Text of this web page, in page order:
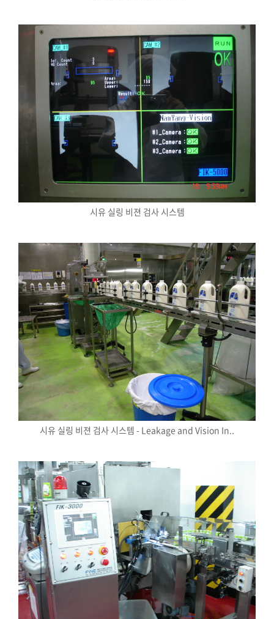
시유 실링 비젼 검사 시스템
시유 실링 비젼 검사 시스템 - Leakage and Vision In..